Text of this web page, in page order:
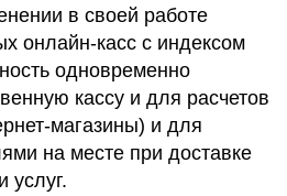
в своей работе
онлайн-касс с индексом
одновременно
кассу и для расчетов
магазины) и для
на месте при доставке
услуг.